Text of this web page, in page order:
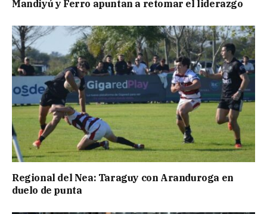
Mandiyú y Ferro apuntan a retomar el liderazgo
Regional del Nea: Taraguy con Aranduroga en
duelo de punta